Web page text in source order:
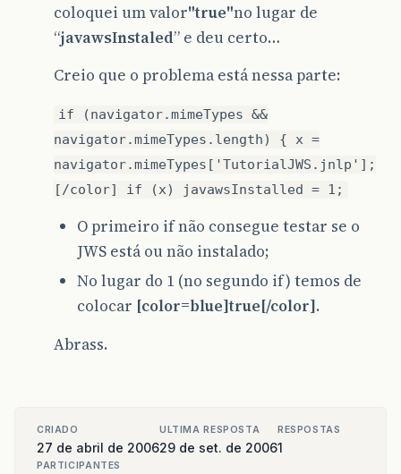
coloquei um valor"true"no lugar de
“javawsInstaled” e deu certo…
Creio que o problema está nessa parte:
if (navigator.mimeTypes &&
navigator.mimeTypes.length) { x =
navigator.mimeTypes['TutorialJWS.jnlp'];
[/color] if (x) javawsInstalled = 1;
O primeiro if não consegue testar se o
JWS está ou não instalado;
No lugar do 1 (no segundo if) temos de
colocar [color=blue]true[/color].
Abrass.
CRIADO
27 de abril de 2006
ULTIMA RESPOSTA
29 de set. de 2006
RESPOSTAS
1
PARTICIPANTES